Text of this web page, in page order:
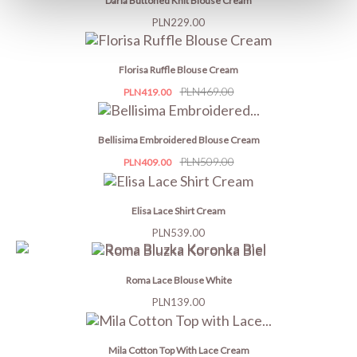
Price
PLN229.00
Florisa Ruffle Blouse Cream
Price
PLN419.00
Regular
price
PLN469.00
Bellisima Embroidered Blouse Cream
Price
PLN409.00
Regular
price
PLN509.00
Elisa Lace Shirt Cream
Price
PLN539.00
Roma Lace Blouse White
Price
PLN139.00
Mila Cotton Top With Lace Cream